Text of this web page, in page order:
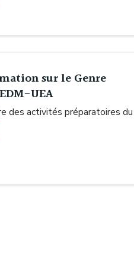
sur le Genre
UEA
des activités préparatoires